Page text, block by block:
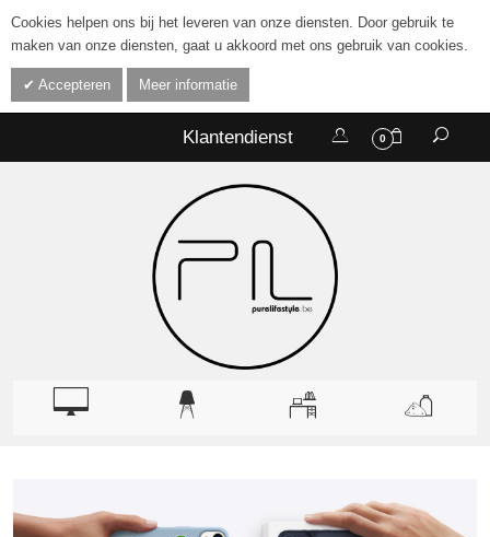
Cookies helpen ons bij het leveren van onze diensten. Door gebruik te
maken van onze diensten, gaat u akkoord met ons gebruik van cookies.
Accepteren Meer informatie
0
Klantendienst